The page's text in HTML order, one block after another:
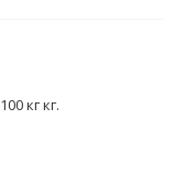
100 кг кг.